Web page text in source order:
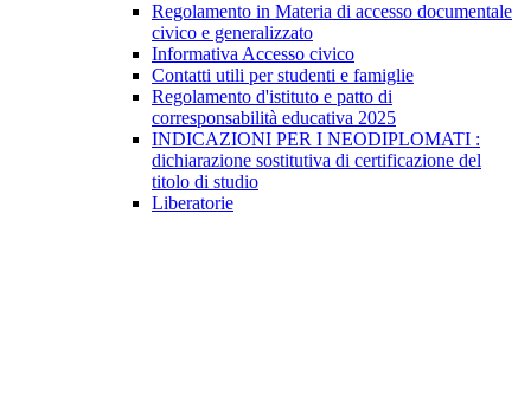
Regolamento in Materia di accesso documentale
civico e generalizzato
Informativa Accesso civico
Contatti utili per studenti e famiglie
Regolamento d'istituto e patto di
corresponsabilità educativa 2025
INDICAZIONI PER I NEODIPLOMATI :
dichiarazione sostitutiva di certificazione del
titolo di studio
Liberatorie